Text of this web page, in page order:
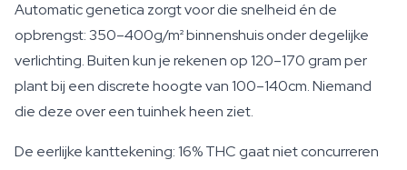
Automatic genetica zorgt voor die snelheid én de
opbrengst: 350–400g/m² binnenshuis onder degelijke
verlichting. Buiten kun je rekenen op 120–170 gram per
plant bij een discrete hoogte van 100–140cm. Niemand
die deze over een tuinhek heen ziet.
De eerlijke kanttekening: 16% THC gaat niet concurreren